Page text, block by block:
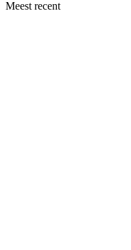
Meest recent